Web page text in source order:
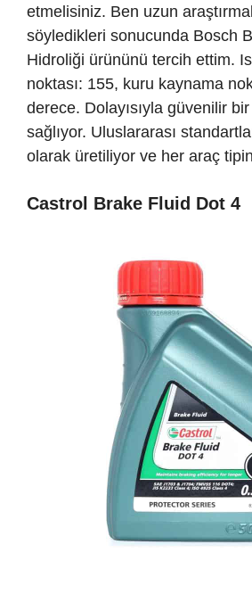
etmelisiniz. Ben uzun
söyledikleri sonucunda Bosch
Hidroliği ürününü tercih ettim.
noktası: 155, kuru kaynama
derece. Dolayısıyla güvenilir bir
sağlıyor. Uluslararası
olarak üretiliyor ve her araç
Castrol Brake Fluid Dot 4